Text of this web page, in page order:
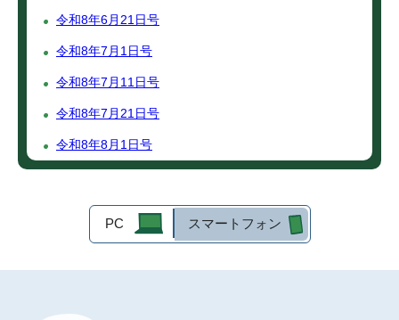
令和8年6月21日号
令和8年7月1日号
令和8年7月11日号
令和8年7月21日号
令和8年8月1日号
PC スマートフォン